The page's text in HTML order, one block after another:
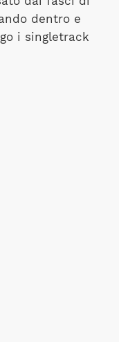
dentro e
i singletrack